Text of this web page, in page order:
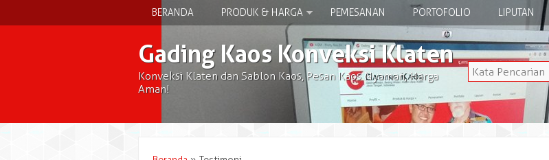
BERANDA PRODUK & HARGA PEMESANAN PORTOFOLIO LIPUTAN
Gading Kaos Konveksi Klaten
Konveksi Klaten dan Sablon Kaos, Pesan Kaos Nyaman, Harga
Aman!